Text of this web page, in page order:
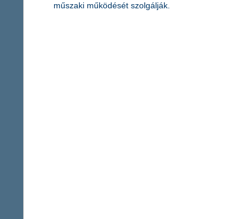
azonos időszakához képest – derül ki a K&H kkv
műszaki működését szolgálják.